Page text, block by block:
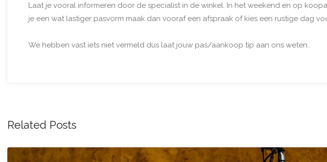
Laat je vooral informeren door de specialist in de winkel. In het weekend en op
je een wat lastiger pasvorm maak dan vooraf een afspraak of kies een rustige dag
We hebben vast iets niet vermeld dus laat jouw pas/aankoop tip aan ons weten..
Related Posts